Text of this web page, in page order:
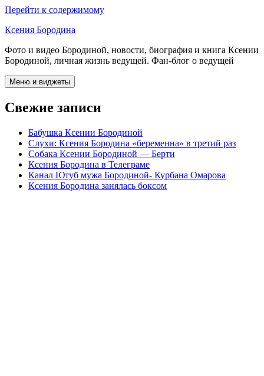
Перейти к содержимому
Ксения Бородина
Фото и видео Бородиной, новости, биография и книга Ксении
Бородиной, личная жизнь ведущей. Фан-блог о ведущей
Меню и виджеты
Свежие записи
Бабушка Ксении Бородиной
Слухи: Ксения Бородина «беременна» в третий раз
Собака Ксении Бородиной — Берти
Ксения Бородина в Телеграме
Канал Ютуб мужа Бородиной- Курбана Омарова
Ксения Бородина занялась боксом